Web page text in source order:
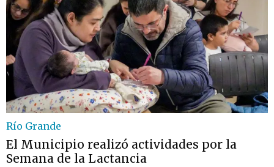
Río Grande
El Municipio realizó actividades por la
Semana de la Lactancia